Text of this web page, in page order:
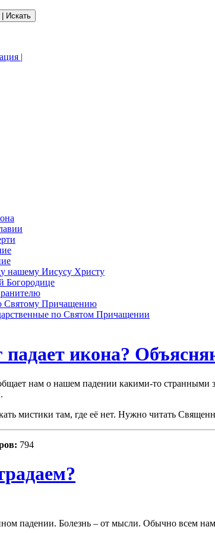
|
нашему Иисусу Христу
Богородице
Святому Причащению
по Святом Причащении
падает икона?
нам о нашем падении какими-то странными
мистики там, где её нет. Нужно читать
794
падении. Болезнь – от мысли. Обычно всем